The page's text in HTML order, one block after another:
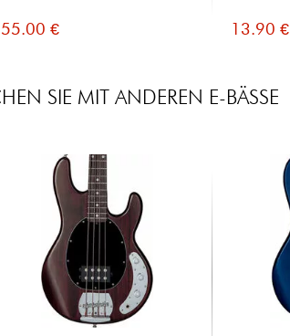
55.00 € 13.90 €
SIE MIT ANDEREN E-BÄSSE